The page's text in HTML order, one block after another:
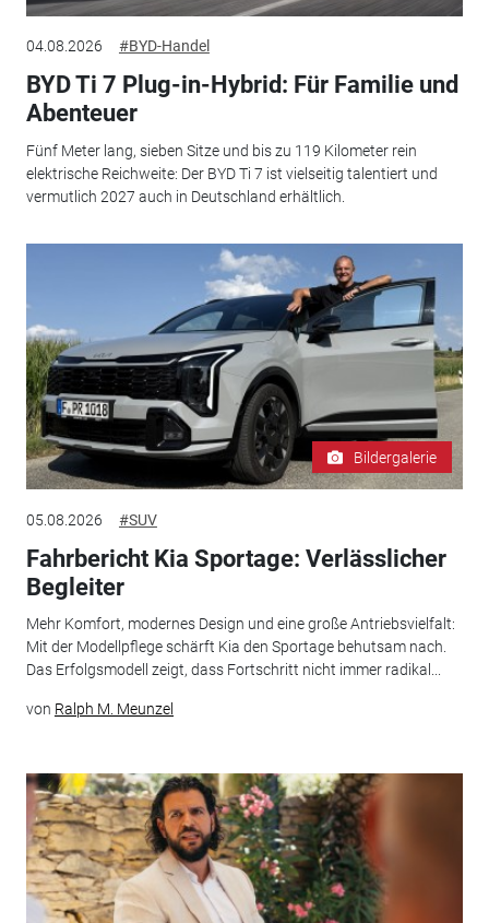
04.08.2026 #BYD-Handel
BYD Ti 7 Plug-in-Hybrid: Für Familie und
Abenteuer
Fünf Meter lang, sieben Sitze und bis zu 119 Kilometer rein
elektrische Reichweite: Der BYD Ti 7 ist vielseitig talentiert und
vermutlich 2027 auch in Deutschland erhältlich.
Bildergalerie
05.08.2026 #SUV
Fahrbericht Kia Sportage: Verlässlicher
Begleiter
Mehr Komfort, modernes Design und eine große Antriebsvielfalt:
Mit der Modellpflege schärft Kia den Sportage behutsam nach.
Das Erfolgsmodell zeigt, dass Fortschritt nicht immer radikal...
von Ralph M. Meunzel